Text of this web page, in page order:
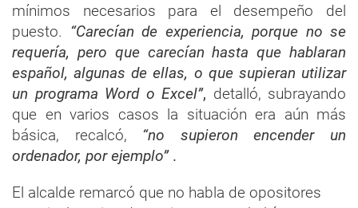
mínimos necesarios para el desempeño del
puesto. “Carecían de experiencia, porque no se
requería, pero que carecían hasta que hablaran
español, algunas de ellas, o que supieran utilizar
un programa Word o Excel”, detalló, subrayando
que en varios casos la situación era aún más
básica, recalcó,
“no supieron encender un
ordenador, por ejemplo”.
El alcalde remarcó que no habla de opositores